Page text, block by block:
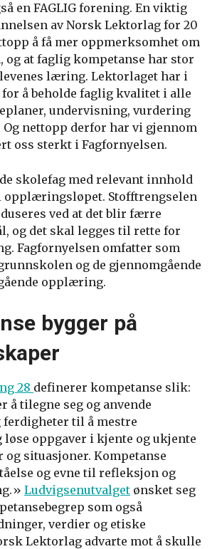
en FAGLIG forening. En viktig
av Norsk Lektorlag for 20
å få mer oppmerksomhet om
og at faglig kompetanse har stor
læring. Lektorlaget har i
å beholde faglig kvalitet i alle
undervisning, vurdering
Og nettopp derfor har vi gjennom
oss sterkt i Fagfornyelsen.
skolefag med relevant innhold
opplæringsløpet. Stofftrengselen
ved at det blir færre
og det skal legges til rette for
Fagfornyelsen omfatter som
og de gjennomgående
opplæring.
bygger på
28 definerer kompetanse slik:
å tilegne seg og anvende
til å mestre
oppgaver i kjente og ukjente
og situasjoner. Kompetanse
og evne til refleksjon og
Ludvigsenutvalget ønsket seg
som også
verdier og etiske
Lektorlag advarte mot å skulle